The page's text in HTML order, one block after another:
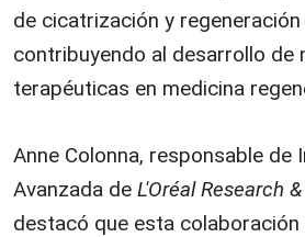
de cicatrización y regeneración
contribuyendo al desarrollo de
terapéuticas en medicina
Anne Colonna, responsable de
Avanzada de L'Oréal Research
destacó que esta colaboración